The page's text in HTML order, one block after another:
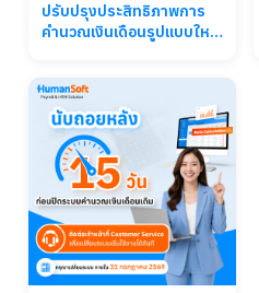
ปรับปรุงประสิทธิภาพการ
คำนวณเงินเดือนรูปแบบใหม่
หน้าที่เพื่อเปลี่ยนระบบทันที